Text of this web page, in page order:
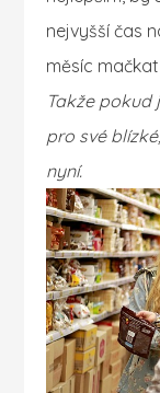
nejvyšší čas
měsíc
Takže pokud
pro své
nyní.